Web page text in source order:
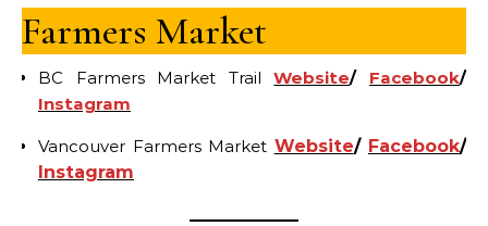
Farmers Market
BC Farmers Market TrailWebsite/ Facebook/
Instagram
Vancouver Farmers Market Website/ Facebook/
Instagram